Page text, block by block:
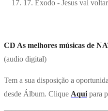
17. Êxodo - Jesus vai voltar
CD As melhores músicas de
(audio digital)
Tem a sua disposição a
desde Álbum. Clique Aqui para